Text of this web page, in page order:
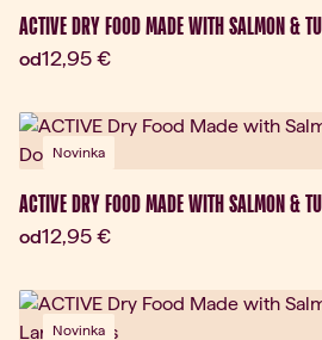
ACTIVE DRY FOOD MADE WITH SALMON &
odAktuálna cena:
12,95 €
Novinka
ACTIVE DRY FOOD MADE WITH SALMON &
odAktuálna cena:
12,95 €
Novinka